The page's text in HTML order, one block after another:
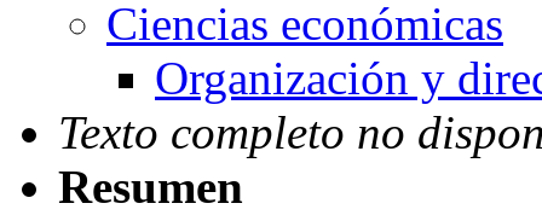
Ciencias económicas
Organización y
Texto completo no
Resumen